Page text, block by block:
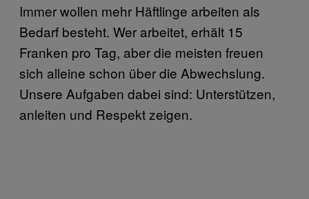
Immer wollen mehr Häftlinge arbeiten als
Bedarf besteht. Wer arbeitet, erhält 15
Franken pro Tag, aber die meisten freuen
sich alleine schon über die Abwechslung.
Unsere Aufgaben dabei sind: Unterstützen,
anleiten und Respekt zeigen.